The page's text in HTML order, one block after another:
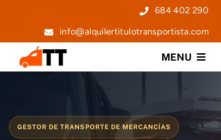
684 402 290
info@alquilertitulotransportista.com
MENU
Servicios
GESTOR DE TRANSPORTE DE MERCANCÍAS